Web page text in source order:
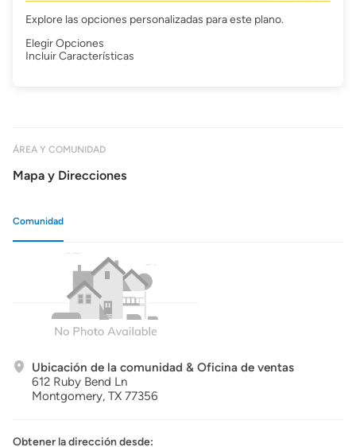
Explore las opciones personalizadas para este plano.
Elegir Opciones
Incluir Características
ÁREA Y COMUNIDAD
Mapa y Direcciones
Comunidad
Ubicación de la comunidad & Oficina de ventas
612 Ruby Bend Ln
Montgomery, TX 77356
Obtener la dirección desde: